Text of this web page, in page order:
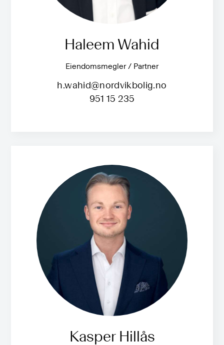
Haleem Wahid
Eiendomsmegler / Partner
h.wahid@nordvikbolig.no
951 15 235
Kasper Hillås